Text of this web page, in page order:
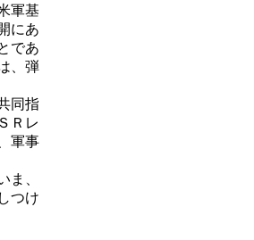
軍基
にあ
であ
、弾
同指
Ｒレ
軍事
ま、
つけ